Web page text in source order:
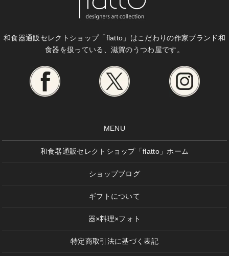
和食器通販セレクトショップ「flatto」はこだわりの作家ブランド和
食器を扱っている、滋賀のうつわ屋です。
MENU
和食器通販セレクトショップ「flatto」ホーム
ショップブログ
ギフトについて
器×料理×フォト
特定商取引法に基づく表記